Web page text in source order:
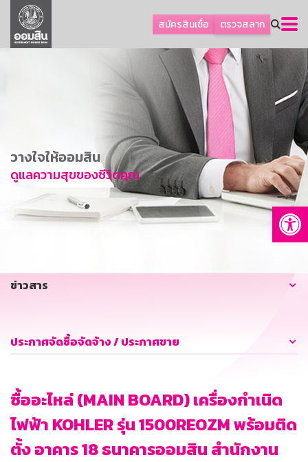
สมัครสินเชื่อ ตรวจสลาก
ลูกค้าธุรกิจ
ลูกค้าผู้ประกอบรายย่อย
การพัฒนาที่ยั่งยืน
ข่าวสาร
บริการทางการเงิน
อื่นๆ
วางใจให้ออมสิน
ดูแลความสุขของชีวิตคุณ
ข่าวสาร
ประกาศจัดซื้อจัดจ้าง / ประกาศขาย
ซื้ออะไหล่ (MAIN BOARD) เครื่องกำเนิด
ไฟฟ้า KOHLER รุ่น 1500REOZM พร้อมติด
ตั้ง อาคาร 18 ธนาคารออมสิน สำนักงาน